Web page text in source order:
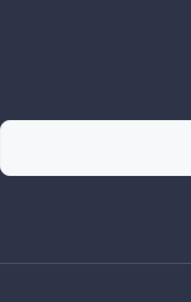
Rechercher